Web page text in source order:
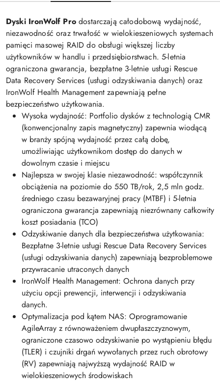
Dyski IronWolf Prodostarczają całodobową wydajność,
niezawodność oraz trwałość w wielokieszeniowych systemach
pamięci masowej RAID do obsługi większej liczby
użytkowników w handlu i przedsiębiorstwach. 5-letnia
ograniczona gwarancja, bezpłatne 3-letnie usługi Rescue
Data Recovery Services (usługi odzyskiwania danych) oraz
IronWolf Health Management zapewniają pełne
bezpieczeństwo użytkowania.
Wysoka wydajność: Portfolio dysków z technologią CMR
(konwencjonalny zapis magnetyczny) zapewnia wiodącą
w branży spójną wydajność przez całą dobę,
umożliwiając użytkownikom dostęp do danych w
dowolnym czasie i miejscu
Najlepsza w swojej klasie niezawodność: współczynnik
obciążenia na poziomie do 550 TB/rok, 2,5 mln godz.
średniego czasu bezawaryjnej pracy (MTBF) i 5-letnia
ograniczona gwarancja zapewniają niezrównany całkowity
koszt posiadania (TCO)
Odzyskiwanie danych dla bezpieczeństwa użytkowania:
Bezpłatne 3-letnie usługi Rescue Data Recovery Services
(usługi odzyskiwania danych) zapewniają bezproblemowe
przywracanie utraconych danych
IronWolf Health Management: Ochrona danych przy
użyciu opcji prewencji, interwencji i odzyskiwania
danych.
Optymalizacja pod kątem NAS: Oprogramowanie
AgileArray z równoważeniem dwupłaszczyznowym,
ograniczone czasowo odzyskiwanie po wystąpieniu błędu
(TLER) i czujniki drgań wywołanych przez ruch obrotowy
(RV) zapewniają najwyższą wydajność RAID w
wielokieszeniowych środowiskach